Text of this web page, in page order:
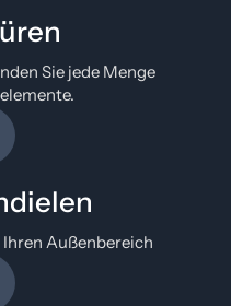
Sie jede Menge
Außenbereich